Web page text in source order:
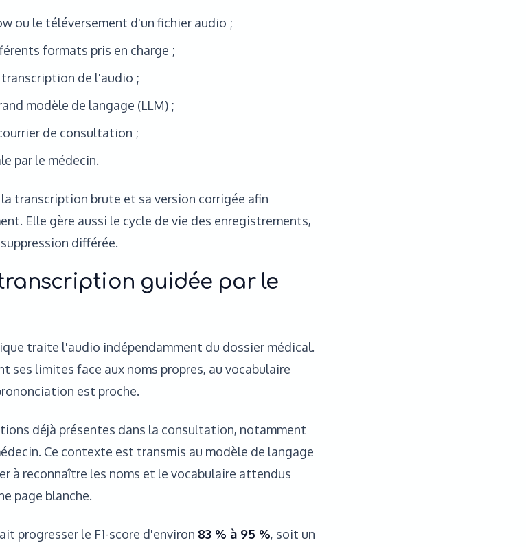
ou le téléversement d'un fichier audio ;
formats pris en charge ;
de l'audio ;
modèle de langage (LLM) ;
de consultation ;
par le médecin.
transcription brute et sa version corrigée afin
Elle gère aussi le cycle de vie des enregistrements,
différée.
guidée par le
traite l'audio indépendamment du dossier médical.
ses limites face aux noms propres, au vocabulaire
est proche.
déjà présentes dans la consultation, notamment
Ce contexte est transmis au modèle de langage
à reconnaître les noms et le vocabulaire attendus
page blanche.
progresser le F1-score d'environ 83 % à 95 %, soit un